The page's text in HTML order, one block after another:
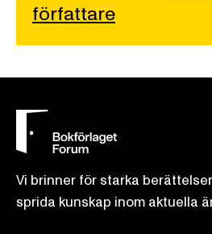
författare
Vi brinner för starka
sprida kunskap inom aktuella